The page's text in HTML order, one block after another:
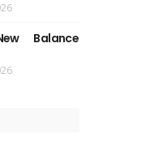
Balance